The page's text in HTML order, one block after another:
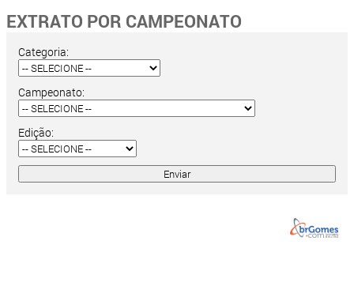
EXTRATO POR CAMPEONATO
Categoria:
Campeonato:
Edição: